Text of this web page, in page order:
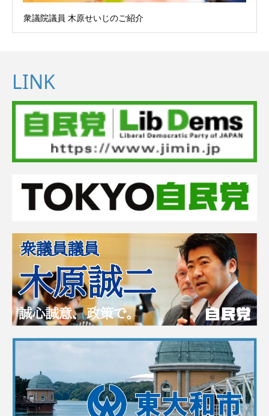
衆議院議員 木原せいじのご紹介
LINK